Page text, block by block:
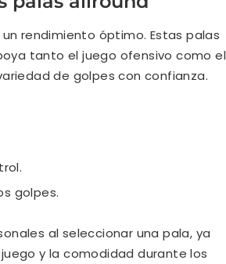
rendimiento óptimo. Estas palas
tanto el juego ofensivo como el
de golpes con confianza.
golpes.
al seleccionar una pala, ya
juego y la comodidad durante los